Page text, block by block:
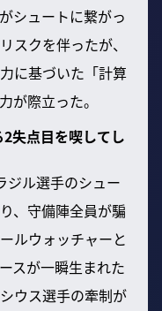
シュートに繋がっ
スクを伴ったが、
に基づいた「計算
が際立った。
失点目を喫してし
ジル選手のシュー
、守備陣全員が騙
ルウォッチャーと
スが一瞬生まれた
ウス選手の牽制が